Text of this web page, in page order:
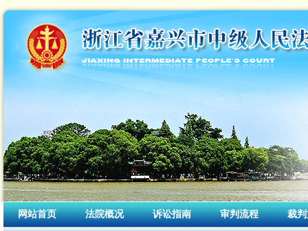
网站首页 法院概况 诉讼指南 审判流程 裁